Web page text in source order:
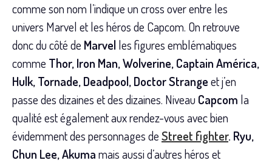
comme son nom l’indique un cross over entre les
univers Marvel et les héros de Capcom. On retrouve
donc du côté de Marvel les figures emblématiques
comme Thor, Iron Man, Wolverine, Captain América,
Hulk, Tornade, Deadpool, Doctor Strangeet j’en
passe des dizaines et des dizaines. Niveau Capcom la
qualité est également aux rendez-vous avec bien
évidemment des personnages deStreet fighter. Ryu,
Chun Lee, Akumamais aussi d’autres héros et